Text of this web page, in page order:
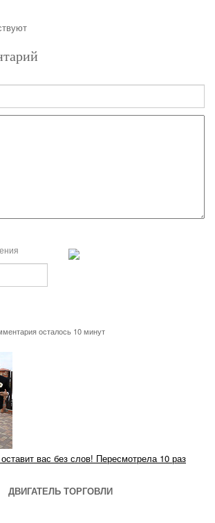
осталось 10 минут
вас без слов! Пересмотрела 10 раз
ДВИГАТЕЛЬ ТОРГОВЛИ